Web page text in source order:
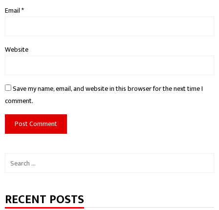
Email*
Website
Save my name, email, and website in this browser for the next time I
comment.
Search
RECENT POSTS